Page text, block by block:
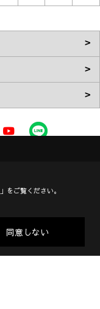
」をご覧ください。
同意しない